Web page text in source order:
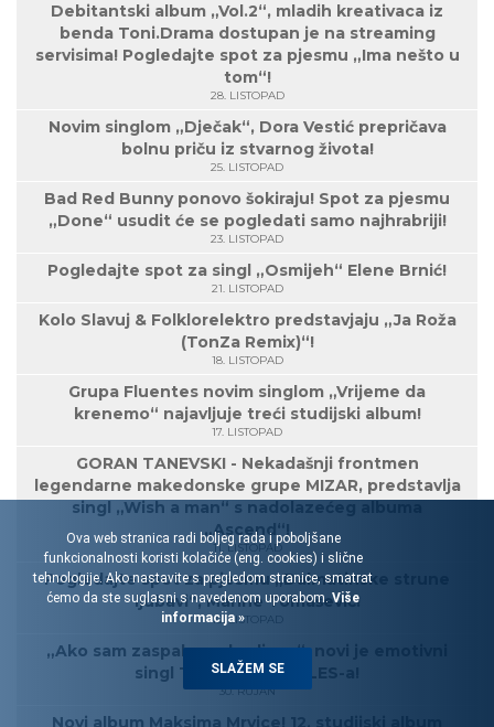
Debitantski album „Vol.2“, mladih kreativaca iz
benda Toni.Drama dostupan je na streaming
servisima! Pogledajte spot za pjesmu „Ima nešto u
tom“!
28. LISTOPAD
Novim singlom „Dječak“, Dora Vestić prepričava
bolnu priču iz stvarnog života!
25. LISTOPAD
Bad Red Bunny ponovo šokiraju! Spot za pjesmu
„Done“ usudit će se pogledati samo najhrabriji!
23. LISTOPAD
Pogledajte spot za singl „Osmijeh“ Elene Brnić!
21. LISTOPAD
Kolo Slavuj & Folklorelektro predstavjaju „Ja Roža
(TonZa Remix)“!
18. LISTOPAD
Grupa Fluentes novim singlom „Vrijeme da
krenemo“ najavljuje treći studijski album!
17. LISTOPAD
GORAN TANEVSKI - Nekadašnji frontmen
legendarne makedonske grupe MIZAR, predstavlja
singl „Wish a man“ s nadolazećeg albuma
„Ascend“!
11. LISTOPAD
Pogledajte spot za pjesmu „Dalmatinske strune
ljubavi“, Marine Tomašević!
10. LISTOPAD
„Ako sam zaspala probudi me“, novi je emotivni
singl Tvrtka Hopeka LES-a!
30. RUJAN
Novi album Maksima Mrvice! 12. studijski album
Ova web stranica radi boljeg rada i poboljšane
funkcionalnosti koristi kolačiće (eng. cookies) i slične
tehnologije. Ako nastavite s pregledom stranice, smatrat
ćemo da ste suglasni s navedenom uporabom.Više
informacija »
SLAŽEM SE